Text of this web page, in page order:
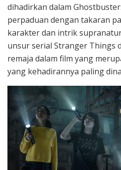
dihadirkan dalam
perpaduan dengan takaran
karakter dan intrik
unsur serial Stranger Things
remaja dalam film yang
yang kehadirannya paling